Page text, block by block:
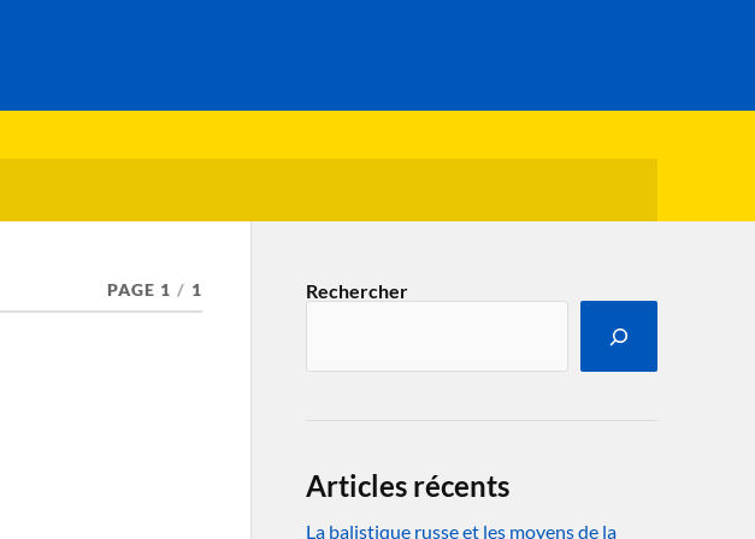
PAGE 1 / 1 Rechercher
Articles récents
La balistique russe et les moyens de la